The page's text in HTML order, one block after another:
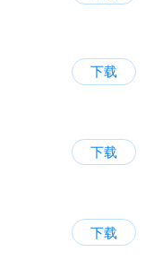
下载
下载
下载